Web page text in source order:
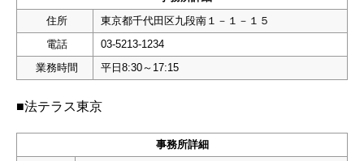
住所
東京都千代田区九段南１－１－１５
電話
03-5213-1234
業務時間
平日8:30～17:15
■法テラス東京
事務所詳細